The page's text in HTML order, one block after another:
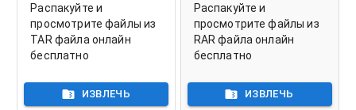
Распакуйте и
просмотрите файлы из
TAR файла онлайн
бесплатно
ИЗВЛЕЧЬ
Распакуйте и
просмотрите файлы из
RAR файла онлайн
бесплатно
ИЗВЛЕЧЬ